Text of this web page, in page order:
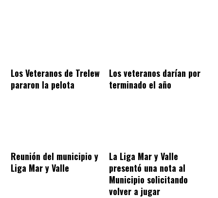
Los Veteranos de Trelew
pararon la pelota
Los veteranos darían por
terminado el año
Reunión del municipio y
Liga Mar y Valle
La Liga Mar y Valle
presentó una nota al
Municipio solicitando
volver a jugar